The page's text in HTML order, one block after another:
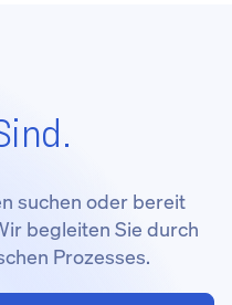
suchen oder bereit
begleiten Sie durch
Prozesses.